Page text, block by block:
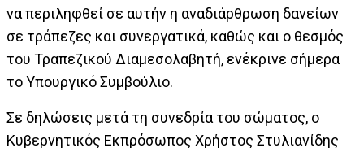
να περιληφθεί σε αυτήν η αναδιάρθρωση δανείων
σε τράπεζες και συνεργατικά, καθώς και ο θεσμός
του Τραπεζικού Διαμεσολαβητή, ενέκρινε σήμερα
το Υπουργικό Συμβούλιο.
Σε δηλώσεις μετά τη συνεδρία του σώματος, ο
Κυβερνητικός Εκπρόσωπος Χρήστος Στυλιανίδης